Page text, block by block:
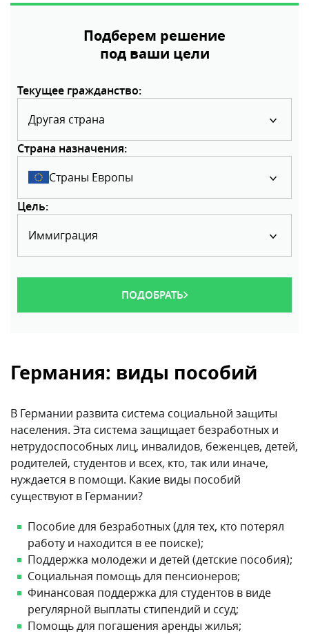
Подберем решение
под ваши цели
Текущее гражданство:
Другая страна
Страна назначения:
Страны Европы
Цель:
Иммиграция
ПОДОБРАТЬ
Германия: виды пособий
В Германии развита система социальной защиты
населения. Эта система защищает безработных и
нетрудоспособных лиц, инвалидов, беженцев, детей,
родителей, студентов и всех, кто, так или иначе,
нуждается в помощи. Какие виды пособий
существуют в Германии?
Пособие для безработных (для тех, кто потерял
работу и находится в ее поиске);
Поддержка молодежи и детей (детские пособия);
Социальная помощь для пенсионеров;
Финансовая поддержка для студентов в виде
регулярной выплаты стипендий и ссуд;
Помощь для погашения аренды жилья;